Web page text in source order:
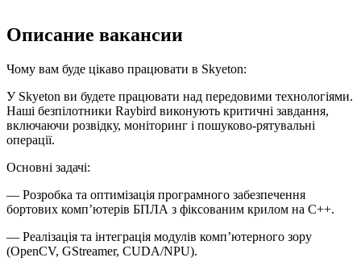
Описание вакансии
Чому вам буде цікаво працювати в Skyeton:
У Skyeton ви будете працювати над передовими технологіями.
Наші безпілотники Raybird виконують критичні завдання,
включаючи розвідку, моніторинг і пошуково-рятувальні
операції.
Основні задачі:
— Розробка та оптимізація програмного забезпечення
бортових комп’ютерів БПЛА з фіксованим крилом на C++.
— Реалізація та інтеграція модулів комп’ютерного зору
(OpenCV, GStreamer, CUDA/NPU).